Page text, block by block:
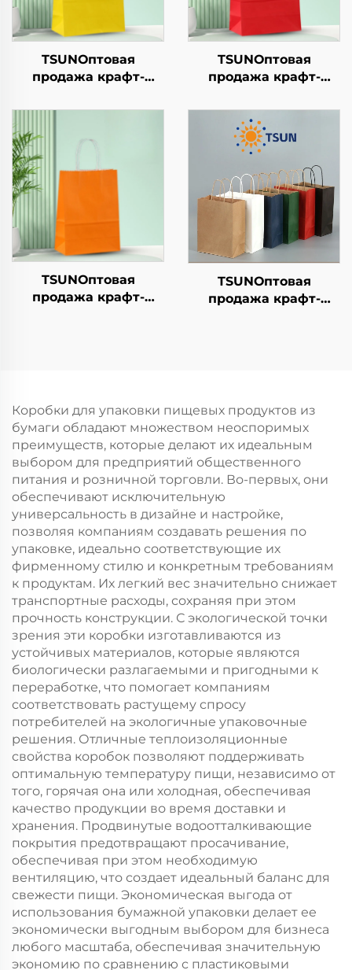
TSUNОптовая
продажа крафт-
логотипом на заказ с
нанесения принта
для упаковки
новогодней/
рождественской еды
в гофрокarton
TSUNОптовая
продажа крафт-
логотипом на заказ с
возможностью
нанесения принта
новогодней/
рождественской еды
в гофрокarton
TSUNОптовая
продажа крафт-
рождественской еды
в пластиковую
упаковку
TSUNОптовая
продажа крафт-
рождественской еды
в пластиковую
упаковку
Коробки для упаковки пищевых продуктов из
бумаги обладают множеством неоспоримых
преимуществ, которые делают их идеальным
выбором для предприятий общественного
питания и розничной торговли. Во-первых, они
обеспечивают исключительную
универсальность в дизайне и настройке,
позволяя компаниям создавать решения по
упаковке, идеально соответствующие их
фирменному стилю и конкретным требованиям
к продуктам. Их легкий вес значительно снижает
транспортные расходы, сохраняя при этом
прочность конструкции. С экологической точки
зрения эти коробки изготавливаются из
устойчивых материалов, которые являются
биологически разлагаемыми и пригодными к
переработке, что помогает компаниям
соответствовать растущему спросу
потребителей на экологичные упаковочные
решения. Отличные теплоизоляционные
свойства коробок позволяют поддерживать
оптимальную температуру пищи, независимо от
того, горячая она или холодная, обеспечивая
качество продукции во время доставки и
хранения. Продвинутые водоотталкивающие
покрытия предотвращают просачивание,
обеспечивая при этом необходимую
вентиляцию, что создает идеальный баланс для
свежести пищи. Экономическая выгода от
использования бумажной упаковки делает ее
экономически выгодным выбором для бизнеса
любого масштаба, обеспечивая значительную
экономию по сравнению с пластиковыми